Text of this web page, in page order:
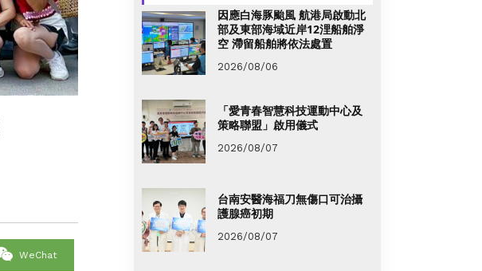
WeChat
因應白海豚颱風 航港局啟動北
部及東部海域近岸12浬船舶淨
空 滯留船舶將依法處置
2026/08/06
「愛青春智慧科技運動中心及
策略聯盟」啟用儀式
2026/08/07
台南安醫海福刀無傷口可治攝
護腺癌初期
2026/08/07